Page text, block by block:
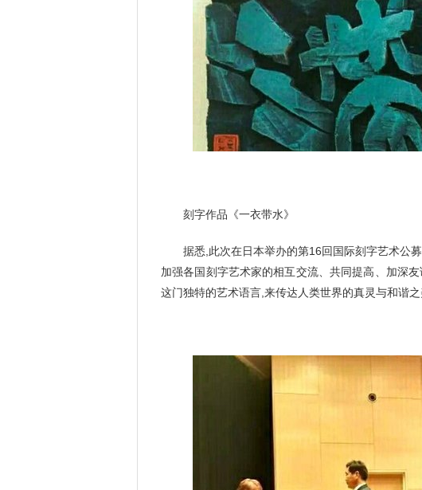
刻字作品《一衣带水》
据悉,此次在日本举办的第16回国际刻字艺术公募
加强各国刻字艺术家的相互交流、共同提高、加深
这门独特的艺术语言,来传达人类世界的真灵与和谐之